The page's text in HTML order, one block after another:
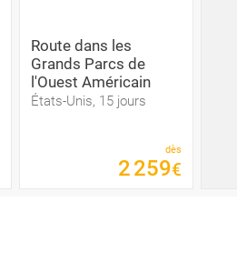
Route dans les
Grands Parcs de
l'Ouest Américain
États-Unis, 15 jours
dès
2259€